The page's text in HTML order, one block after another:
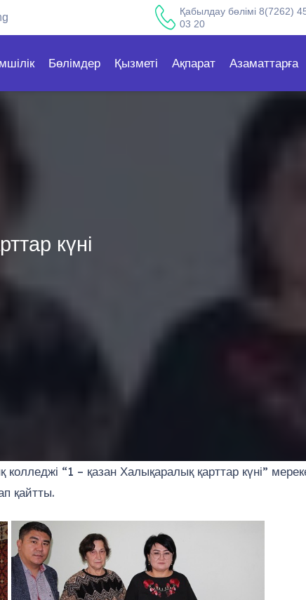
Қабылдау бөлімі 8(7262)
03 20
Бөлімдер Қызметі Ақпарат Азаматтарға
күні
“1 – қазан Халықаралық қарттар күні”
қайтты.